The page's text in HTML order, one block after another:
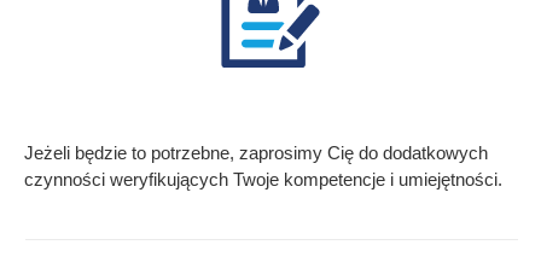
Jeżeli będzie to potrzebne, zaprosimy Cię do dodatkowych
czynności weryfikujących Twoje kompetencje i umiejętności.